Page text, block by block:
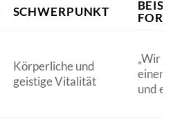
SCHWERPUNKT
Körperliche und
geistige Vitalität
„Wir
einen
und